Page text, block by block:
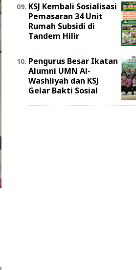
KSJ Kembali Sosialisasi
Pemasaran 34 Unit
Rumah Subsidi di
Tandem Hilir
Pengurus Besar Ikatan
Alumni UMN Al-
Washliyah dan KSJ
Gelar Bakti Sosial